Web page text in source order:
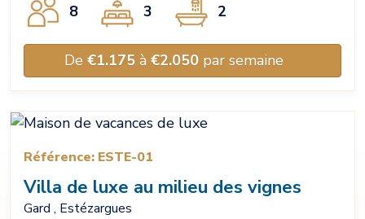
8 3 2
De €1.175 à €2.050 par semaine
Référence: ESTE-01
Villa de luxe au milieu des vignes
Gard , Estézargues